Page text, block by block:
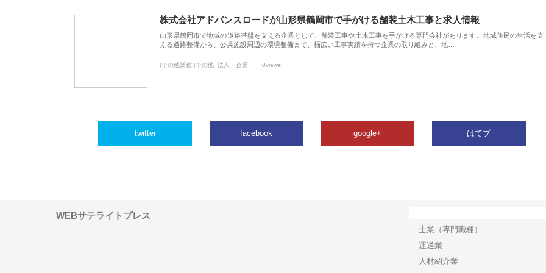
株式会社アドバンスロードが山形県鶴岡市で手がける舗装土木工事と求人情報
山形県鶴岡市で地域の道路基盤を支える企業として、舗装工事や土木工事を手がける専門会社があります。地域住民の生活を支
える道路整備から、公共施設周辺の環境整備まで、幅広い工事実績を持つ企業の取り組みと、地…
[その他業種][その他_法人・企業] 0views
twitter facebook google+ はてブ
WEBサテライトプレス
士業（専門職種）
運送業
人材紹介業